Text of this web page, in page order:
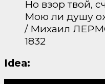
Но взор твой,
Мою ли душу
/ Михаил
1832
Idea: